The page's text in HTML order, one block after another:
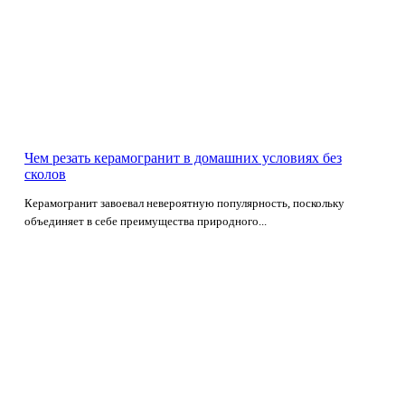
Чем резать керамогранит в домашних условиях без
сколов
Керамогранит завоевал невероятную популярность, поскольку
объединяет в себе преимущества природного...